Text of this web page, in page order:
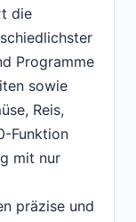
die
Programme
sowie
Reis,
Funktion
mit nur
präzise und